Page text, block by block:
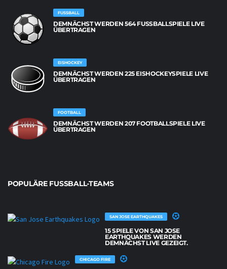
FUSSBALL
DEMNÄCHST WERDEN 564 FUSSBALLSPIELE LIVE Ü
BERTRAGEN
EISHOCKEY
DEMNÄCHST WERDEN 225 EISHOCKEYSPIELE LIVE
ÜBERTRAGEN
FOOTBALL
DEMNÄCHST WERDEN 207 FOOTBALLSPIELE LIVE
ÜBERTRAGEN
POPULÄRE FUSSBALL-TEAMS
SAN JOSE EARTHQUAKES
15 SPIELE VON SAN JOSE
EARTHQUAKES WERDEN
DEMNÄCHST LIVE GEZEIGT.
CHICAGO FIRE